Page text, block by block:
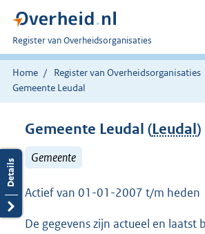
U
bent
nu
hier:
Register van Overheidsorganisaties
Home Register van Overheidsorganisaties
Gemeente Leudal
Gemeente Leudal (Leudal)
Gemeente
Actief van 01-01-2007 t/m heden
De gegevens zijn actueel en laatst